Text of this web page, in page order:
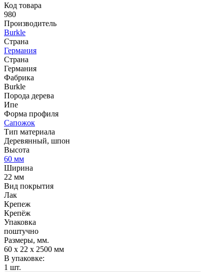
Код товара
980
Производитель
Burkle
Страна
Германия
Страна
Германия
Фабрика
Burkle
Порода дерева
Ипе
Форма профиля
Сапожок
Тип материала
Деревянный, шпон
Высота
60 мм
Ширина
22 мм
Вид покрытия
Лак
Крепеж
Крепёж
Упаковка
поштучно
Размеры, мм.
60 х 22 х 2500 мм
В упаковке:
1 шт.